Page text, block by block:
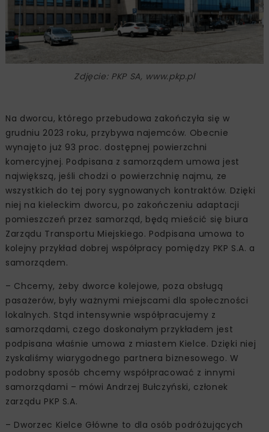
Zdjęcie: PKP SA, www.pkp.pl
Na dworcu, którego przebudowa zakończyła się w
grudniu 2023 roku, przybywa najemców. Obecnie
wynajęto już 93 proc. dostępnej powierzchni
komercyjnej. Podpisana z samorządem umowa jest
największą, jeśli chodzi o powierzchnię najmu, ze
wszystkich do tej pory sygnowanych kontraktów. Dzięki
niej na kieleckim dworcu, po zakończeniu adaptacji
pomieszczeń przez samorząd, będą mieścić się biura
Zarządu Transportu Miejskiego. Podpisana umowa to
kolejny przykład dobrej współpracy pomiędzy PKP S.A. a
samorządem.
– Chcemy, żeby dworce kolejowe, poza obsługą
pasażerów, były ważnymi miejscami dla społeczności
lokalnych. Stąd intensywnie współpracujemy z
samorządami, czego doskonałym przykładem jest
podpisana właśnie umowa z miastem Kielce. Dzięki niej
zyskaliśmy wiarygodnego partnera biznesowego. W
podobny sposób chcemy współpracować z innymi
samorządami – mówi Andrzej Bułczyński, członek
zarządu PKP S.A.
– Dworzec Kielce Główne to dla osób podróżujących